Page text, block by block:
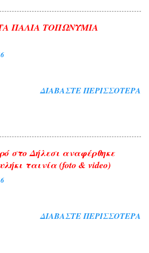
ασφυκτικά την αίθουσα του
Κέντρου της Δημοτικής
Επιχείρησης πλέον των 200
όσοι παρέμειναν εκτός αιθούσης
την ομιλήτρια από τα ηχεία
Ήταν τιμή για τη Θήβα η παρουσία
ΠΑΛΙΑ ΤΟΠΩΝΥΜΙΑ
ΔΙΑΒΆΣΤΕ ΠΕΡΙΣΣΌΤΕΡΑ
στο Δήλεσι αναφέρθηκε
ταινία (foto & video)
ΔΙΑΒΆΣΤΕ ΠΕΡΙΣΣΌΤΕΡΑ